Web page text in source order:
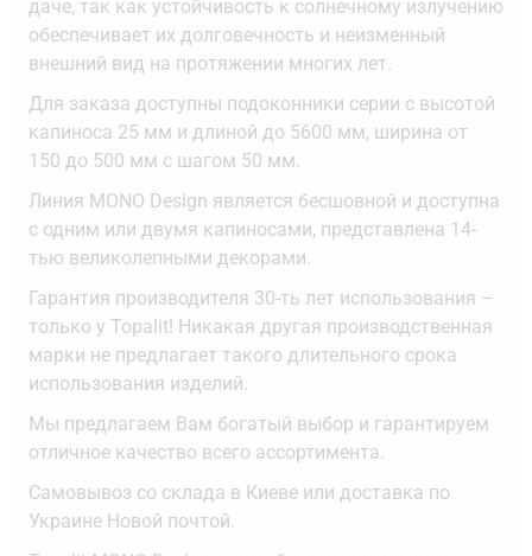
даче, так как устойчивость к солнечному излучению
обеспечивает их долговечность и неизменный
внешний вид на протяжении многих лет.
Для заказа доступны подоконники серии с высотой
капиноса 25 мм и длиной до 5600 мм, ширина от
150 до 500 мм с шагом 50 мм.
Линия MONO Design является бесшовной и доступна
с одним или двумя капиносами, представлена 14-
тью великолепными декорами.
Гарантия производителя 30-ть лет использования –
только у Topalit! Никакая другая производственная
марки не предлагает такого длительного срока
использования изделий.
Мы предлагаем Вам богатый выбор и гарантируем
отличное качество всего ассортимента.
Самовывоз со склада в Киеве или доставка по
Украине Новой почтой.